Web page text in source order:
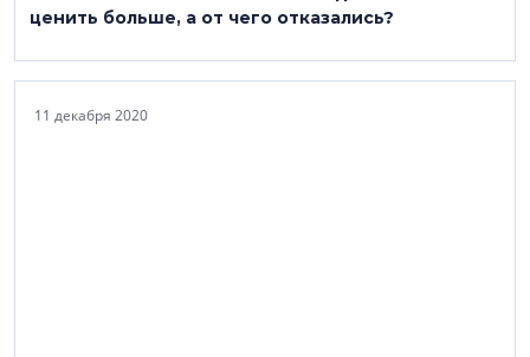
ценить больше, а от чего отказались?
11 декабря 2020